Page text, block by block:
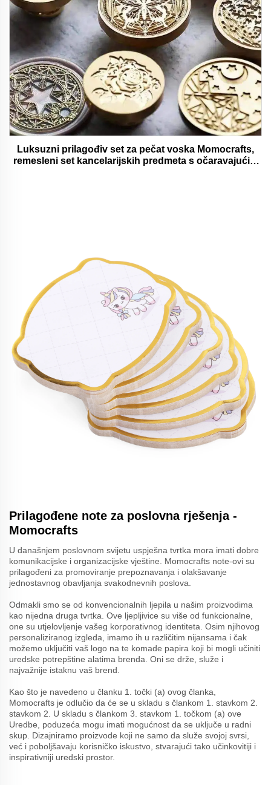
Luksuzni prilagođiv set za pečat voska Momocrafts,
remesleni set kancelarijskih predmeta s očaravajućim
Prilagođene note za poslovna rješenja -
Momocrafts
U današnjem poslovnom svijetu uspješna tvrtka mora imati dobre
komunikacijske i organizacijske vještine. Momocrafts note-ovi su
prilagođeni za promoviranje prepoznavanja i olakšavanje
jednostavnog obavljanja svakodnevnih poslova.
Odmakli smo se od konvencionalnih ljepila u našim proizvodima
kao nijedna druga tvrtka. Ove ljepljivice su više od funkcionalne,
one su utjelovljenje vašeg korporativnog identiteta. Osim njihovog
personaliziranog izgleda, imamo ih u različitim nijansama i čak
možemo uključiti vaš logo na te komade papira koji bi mogli učiniti
uredske potrepštine alatima brenda. Oni se drže, služe i
najvažnije istaknu vaš brend.
Kao što je navedeno u članku 1. točki (a) ovog članka,
Momocrafts je odlučio da će se u skladu s člankom 1. stavkom 2.
stavkom 2. U skladu s člankom 3. stavkom 1. točkom (a) ove
Uredbe, poduzeća mogu imati mogućnost da se uključe u radni
skup. Dizajniramo proizvode koji ne samo da služe svojoj svrsi,
već i poboljšavaju korisničko iskustvo, stvarajući tako učinkovitiji i
inspirativniji uredski prostor.